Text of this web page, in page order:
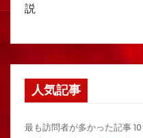
説
人気記事
最も訪問者が多かった記事